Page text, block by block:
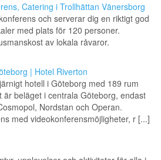
Catering i Trollhättan Vänersborg
och serverar dig en riktigt god
med plats för 120 personer.
av lokala råvaror.
| Hotel Riverton
hotell i Göteborg med 189 rum
är beläget i centrala Göteborg, endast
Nordstan och Operan.
med videokonferensmöjligheter, r [...]